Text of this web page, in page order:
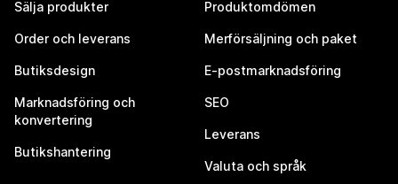
Sälja produkter
Order och leverans
Butiksdesign
Marknadsföring och
konvertering
Butikshantering
Produktomdömen
Merförsäljning och paket
E-postmarknadsföring
SEO
Leverans
Valuta och språk